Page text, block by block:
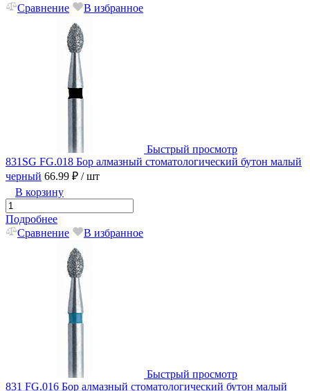
Сравнение
В избранное
Быстрый просмотр
831SG FG.018 Бор алмазный стоматологический бутон малый
черный 66.99 ₽ / шт
В корзину
Подробнее
Сравнение
В избранное
Быстрый просмотр
831 FG.016 Бор алмазный стоматологический бутон малый